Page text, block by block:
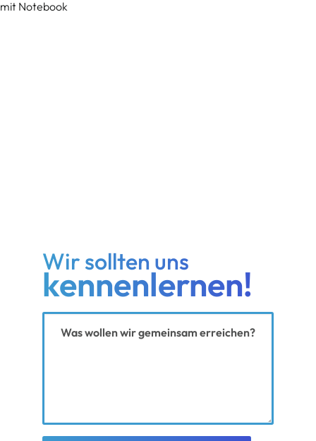
Wir sollten uns
kennenlernen!